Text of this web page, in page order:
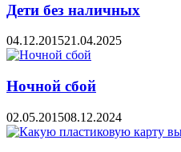
Дети без наличных
04.12.201521.04.2025
Ночной сбой
02.05.201508.12.2024